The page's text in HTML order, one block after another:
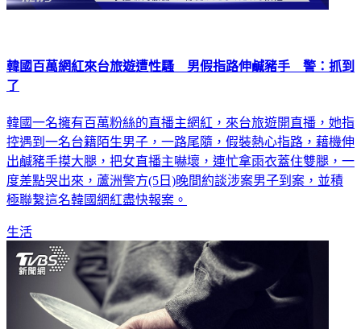
韓國百萬網紅來台旅遊遭性騷 男假指路伸鹹豬手 警：抓到
了
韓國一名擁有百萬粉絲的直播主網紅，來台旅遊開直播，她指
控遇到一名台籍陌生男子，一路尾隨，假裝熱心指路，藉機伸
出鹹豬手摸大腿，把女直播主嚇壞，連忙拿雨衣蓋住雙腿，一
度差點哭出來，蘆洲警方(5日)晚間約談涉案男子到案，並積
極聯繫這名韓國網紅盡快報案。
生活